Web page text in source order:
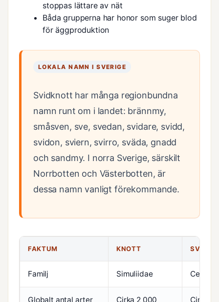
stoppas lättare av nät
Båda grupperna har honor som suger blod
för äggproduktion
LOKALA NAMN I SVERIGE
Svidknott har många regionbundna
namn runt om i landet: brännmy,
småsven, sve, svedan, svidare, svidd,
svidon, sviern, svirro, sväda, gnadd
och sandmy. I norra Sverige, särskilt
Norrbotten och Västerbotten, är
dessa namn vanligt förekommande.
FAKTUM KNOTT
Familj Simuliidae
Globalt antal arter Cirka 2 000 Cirka 4